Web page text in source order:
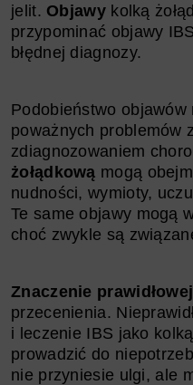
jelit. Objawykolką
przypominać objawy
błędnej diagnozy.
Podobieństwo objawów
poważnych problemów
zdiagnozowaniem
żołądkową mogą
nudności, wymioty,
Te same objawy mogą
choć zwykle są
Znaczenie
przecenienia.
i leczenie IBS jako
prowadzić do
nie przyniesie ulgi, ale